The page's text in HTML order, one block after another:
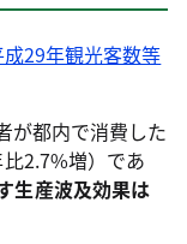
成29年観光客数等
が都内で消費した
2.7%増）であ
生産波及効果は